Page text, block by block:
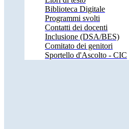
Biblioteca Digitale
Programmi svolti
Contatti dei docenti
Inclusione (DSA/BES)
Comitato dei genitori
Sportello d'Ascolto - CIC